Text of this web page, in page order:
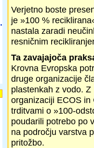
.
Verjetno boste
je »100 %
nastala zaradi
resničnim
Ta zavajajoča
Krovna Evropska
druge organizacije
plastenkah z vodo.
organizaciji ECOS
trditvami o »100-
poudarili potrebo po
na področju varstva
pritožbo.